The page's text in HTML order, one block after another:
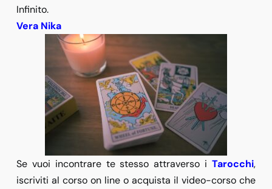
Infinito.
Vera Nika
Se vuoi incontrare te stesso attraverso i Tarocchi,
iscriviti al corso on line o acquista il video-corso che